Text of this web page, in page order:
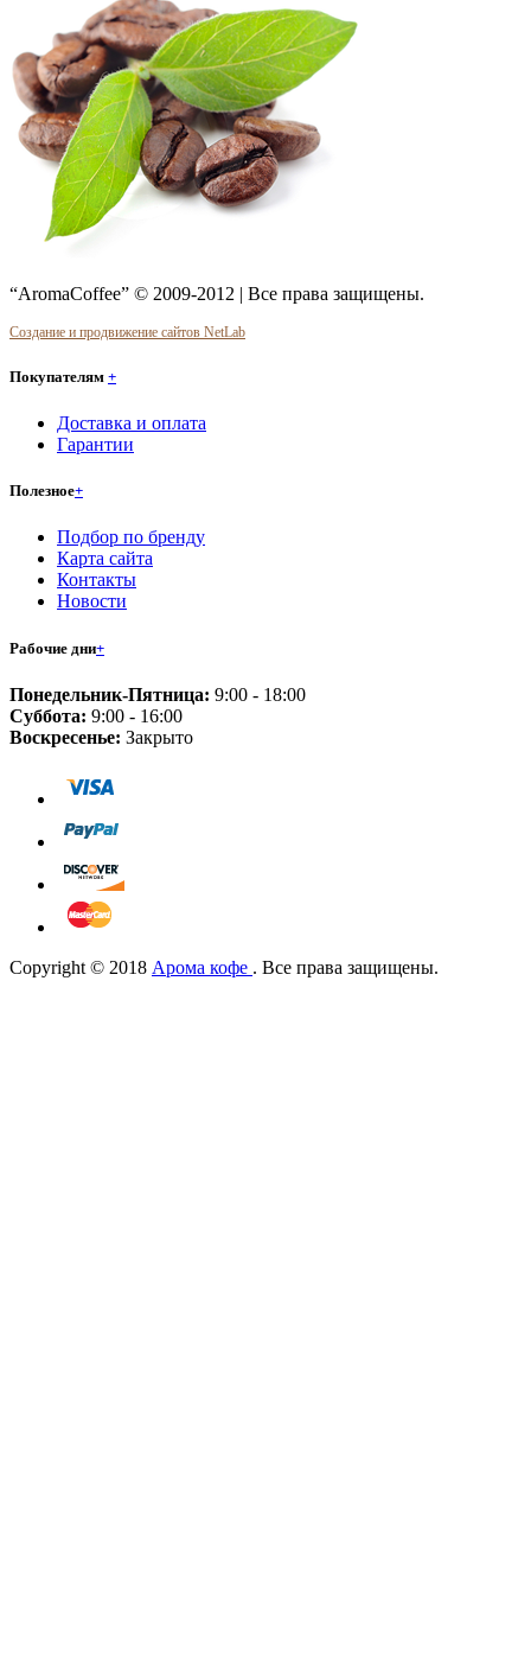
“AromaCoffee” © 2009-2012 | Все права защищены.
Создание и продвижение сайтов NetLab
Покупателям +
Доставка и оплата
Гарантии
Полезное+
Подбор по бренду
Карта сайта
Контакты
Новости
Рабочие дни+
Понедельник-Пятница: 9:00 - 18:00
Суббота: 9:00 - 16:00
Воскресенье: Закрыто
Copyright © 2018 Арома кофе . Все права защищены.